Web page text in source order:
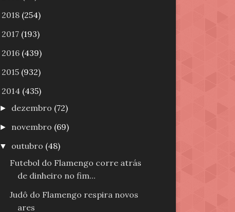
2018 (254)
2017 (193)
2016 (439)
2015 (932)
2014 (435)
► dezembro (72)
► novembro (69)
▼ outubro (48)
Futebol do Flamengo corre atrás
de dinheiro no fim...
Judô do Flamengo respira novos
ares